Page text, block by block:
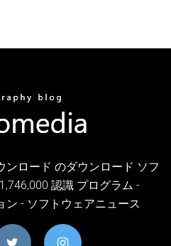
ンロード のダウンロード ソフ
認識 プログラム -
ン - ソフトウェアニュース